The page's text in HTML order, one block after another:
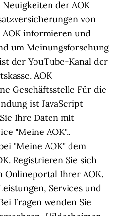
der AOK
von
informieren und
um Meinungsforschung
der YouTube-Kanal der
AOK
Geschäftsstelle Für die
ist JavaScript
Ihre Daten mit
"Meine AOK"..
"Meine AOK" dem
Registrieren Sie sich
Onlineportal Ihrer AOK.
Services und
Fragen wenden Sie